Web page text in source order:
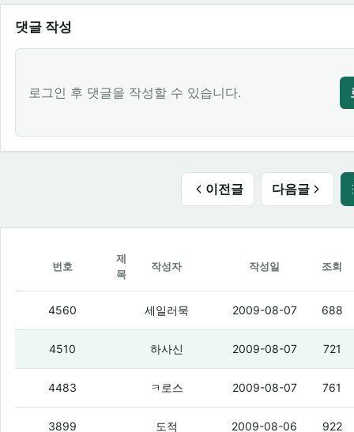
댓글 작성
로그인 후 댓글을 작성할 수 있습니다.
이전글 다음글
번호
제
목
작성자 작성일 조회
4560 갖고 싶은 거 구걸하면 되나여?(12)
세일러묵 2009-08-07 688
4510 달구생키 여기서 노래 퍼주고있네? (3)
하사신 2009-08-07 721
4483 오늘 부터 노래 영화 드라마 구걸 하세여
ㅋ로스 2009-08-07 761
3899 누가 남는 돈좀 줘라(16)
도적 2009-08-06 922